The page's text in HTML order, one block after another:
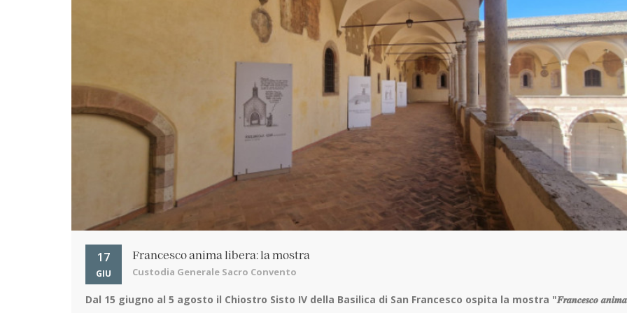
17
GIU
Francesco anima libera: la mostra
Custodia Generale Sacro Convento
Dal 15 giugno al 5 agosto il Chiostro Sisto IV della Basilica di San Francesco ospita la mostra "𝑭𝒓𝒂𝒏𝒄𝒆𝒔𝒄𝒐